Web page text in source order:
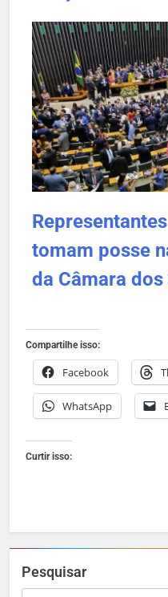
tomam posse
da Câmara
Compartilhe isso:
Facebook
WhatsApp
Curtir isso:
Pesquisar